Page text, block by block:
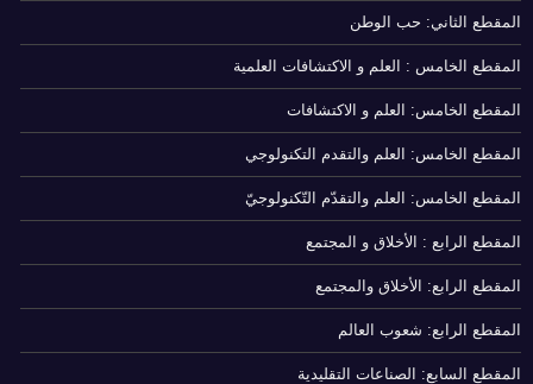
المقطع الثاني: حب الوطن
المقطع الخامس : العلم و الاكتشافات العلمية
المقطع الخامس: العلم و الاكتشافات
المقطع الخامس: العلم والتقدم التكنولوجي
المقطع الخامس: العلم والتقدّم التّكنولوجيّ
المقطع الرابع : الأخلاق و المجتمع
المقطع الرابع: الأخلاق والمجتمع
المقطع الرابع: شعوب العالم
المقطع السابع: الصناعات التقليدية